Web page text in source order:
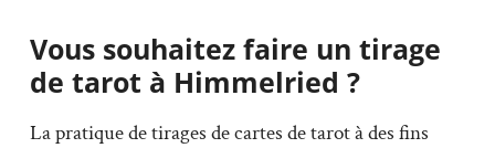
Vous souhaitez faire un tirage
de tarot à Himmelried ?
La pratique de tirages de cartes de tarot à des fins